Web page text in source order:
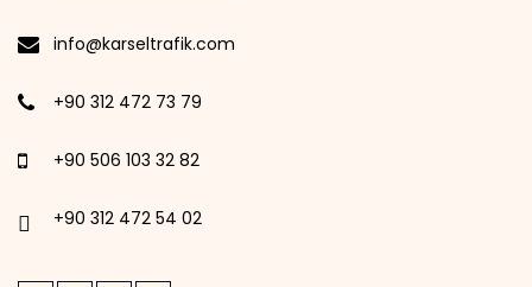
info@karseltrafik.com
+90 312 472 73 79
+90 506 103 32 82
+90 312 472 54 02